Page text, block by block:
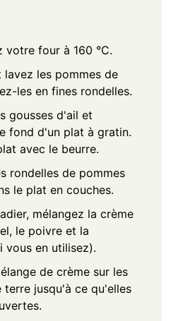
votre four à 160 °C.
lavez les pommes de
les en fines rondelles.
gousses d'ail et
fond d'un plat à gratin.
avec le beurre.
rondelles de pommes
le plat en couches.
mélangez la crème
le poivre et la
vous en utilisez).
de crème sur les
terre jusqu'à ce qu'elles